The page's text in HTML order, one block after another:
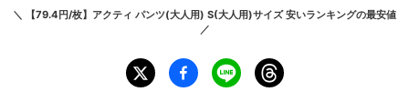
＼ 【79.4円/枚】アクティ パンツ(大人用) S(大人用)サイズ 安いランキングの最安値
／